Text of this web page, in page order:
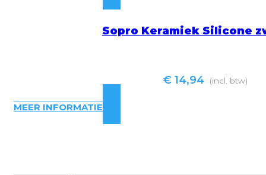
Sopro Keramiek Silicone
€14,94 (incl. btw)
MEER INFORMATIE